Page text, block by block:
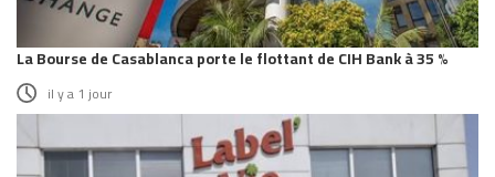
La Bourse de Casablanca porte le flottant de CIH Bank à 35 %
il y a 1 jour